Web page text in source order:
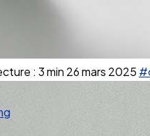
: 3 min 26 mars 2025